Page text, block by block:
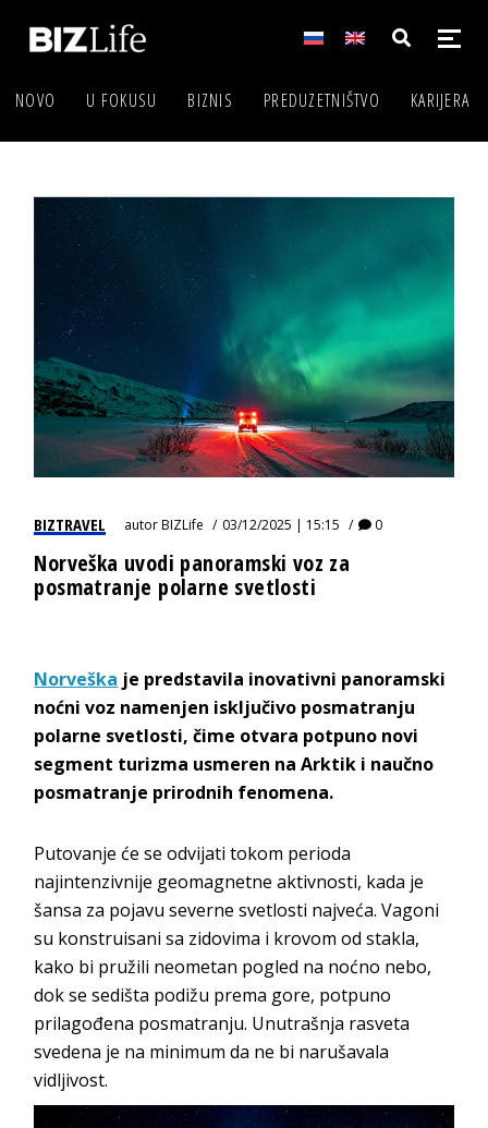
NOVO U FOKUSU BIZNIS PREDUZETNIŠTVO KARIJERA
BIZTRAVEL autorBIZLife 03/12/2025 | 15:15 0
Norveška uvodi panoramski voz za
posmatranje polarne svetlosti
Norveška je predstavila inovativni panoramski
noćni voz namenjen isključivo posmatranju
polarne svetlosti, čime otvara potpuno novi
segment turizma usmeren na Arktik i naučno
posmatranje prirodnih fenomena.
Putovanje će se odvijati tokom perioda
najintenzivnije geomagnetne aktivnosti, kada je
šansa za pojavu severne svetlosti najveća. Vagoni
su konstruisani sa zidovima i krovom od stakla,
kako bi pružili neometan pogled na noćno nebo,
dok se sedišta podižu prema gore, potpuno
prilagođena posmatranju. Unutrašnja rasveta
svedena je na minimum da ne bi narušavala
vidljivost.